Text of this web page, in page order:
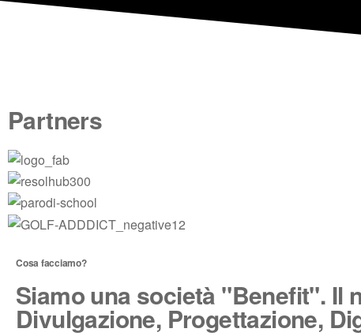
Partners
Cosa facciamo?
Siamo una società "Benefit". Il
Divulgazione, Progettazione,